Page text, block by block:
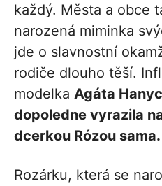
každý. Města a obce
narozená miminka
jde o slavnostní
rodiče dlouho těší.
modelka Agáta
dopoledne vyrazila
dcerkou Rózou sama.
Rozárku, která se